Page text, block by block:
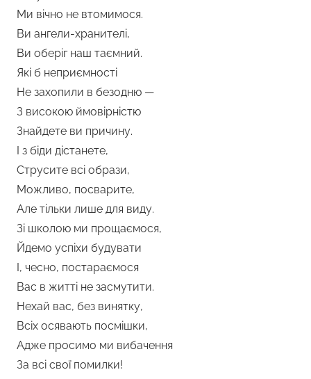
Ми вічно не втомимося.
Ви ангели-хранителі,
Ви оберіг наш таємний.
Які б неприємності
Не захопили в безодню —
З високою ймовірністю
Знайдете ви причину.
І з біди дістанете,
Струсите всі образи,
Можливо, посварите,
Але тільки лише для виду.
Зі школою ми прощаємося,
Йдемо успіхи будувати
І, чесно, постараємося
Вас в житті не засмутити.
Нехай вас, без винятку,
Всіх осявають посмішки,
Адже просимо ми вибачення
За всі свої помилки!